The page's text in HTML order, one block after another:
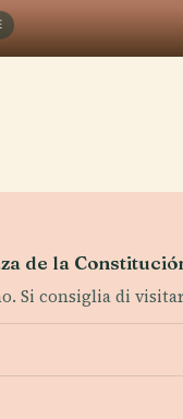
de la
Si consiglia di